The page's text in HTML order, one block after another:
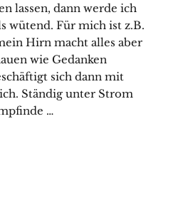
lassen, dann werde ich
wütend. Für mich ist z.B.
Hirn macht alles aber
wie Gedanken
sich dann mit
Ständig unter Strom
…